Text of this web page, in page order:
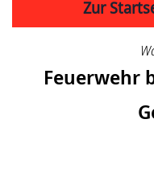
Zur
Feuerwehr